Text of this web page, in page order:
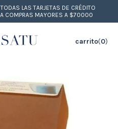
LAS TARJETAS DE CRÉDITO
COMPRAS MAYORES A $70000
carrito(0)